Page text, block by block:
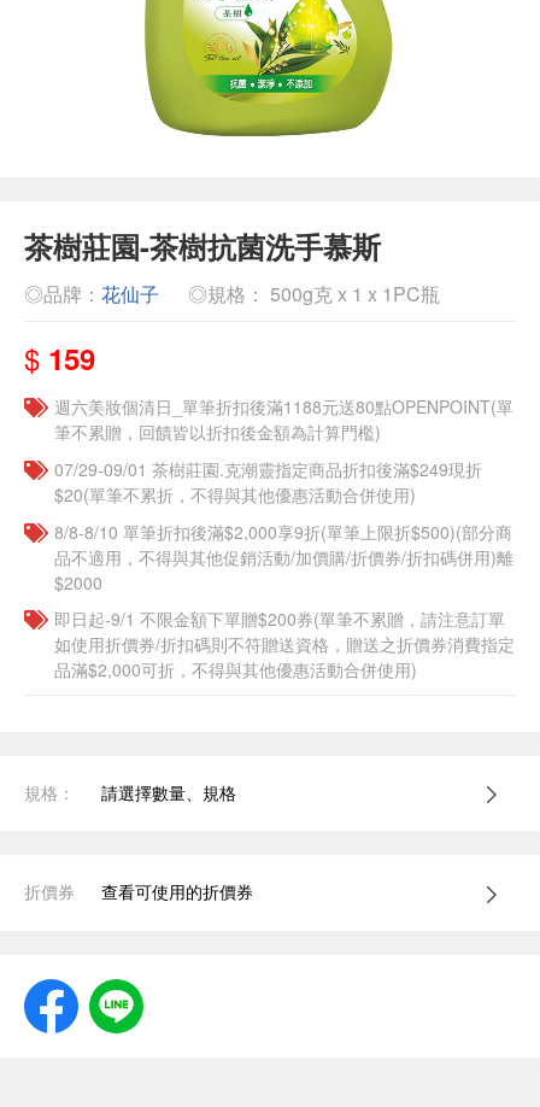
茶樹莊園-茶樹抗菌洗手慕斯
◎品牌： 花仙子 ◎規格： 500g克 x 1 x 1PC瓶
$ 159
週六美妝個清日_單筆折扣後滿1188元送80點OPENPOINT(單
筆不累贈，回饋皆以折扣後金額為計算門檻)
07/29-09/01 茶樹莊園.克潮靈指定商品折扣後滿$249現折
$20(單筆不累折，不得與其他優惠活動合併使用)
8/8-8/10 單筆折扣後滿$2,000享9折(單筆上限折$500)(部分商
品不適用，不得與其他促銷活動/加價購/折價券/折扣碼併用)離
$2000
即日起-9/1 不限金額下單贈$200券(單筆不累贈，請注意訂單
如使用折價券/折扣碼則不符贈送資格，贈送之折價券消費指定
品滿$2,000可折，不得與其他優惠活動合併使用)
規格： 請選擇數量、規格
折價券 查看可使用的折價券